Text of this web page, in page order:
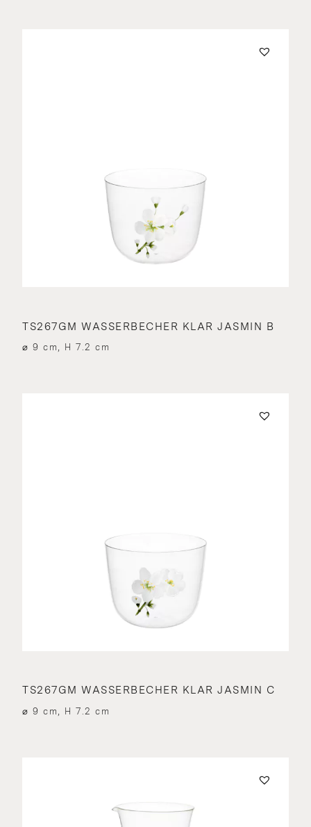
TS267GM WASSERBECHER KLAR JASMIN B
⌀ 9 cm, H 7.2 cm
TS267GM WASSERBECHER KLAR JASMIN C
⌀ 9 cm, H 7.2 cm